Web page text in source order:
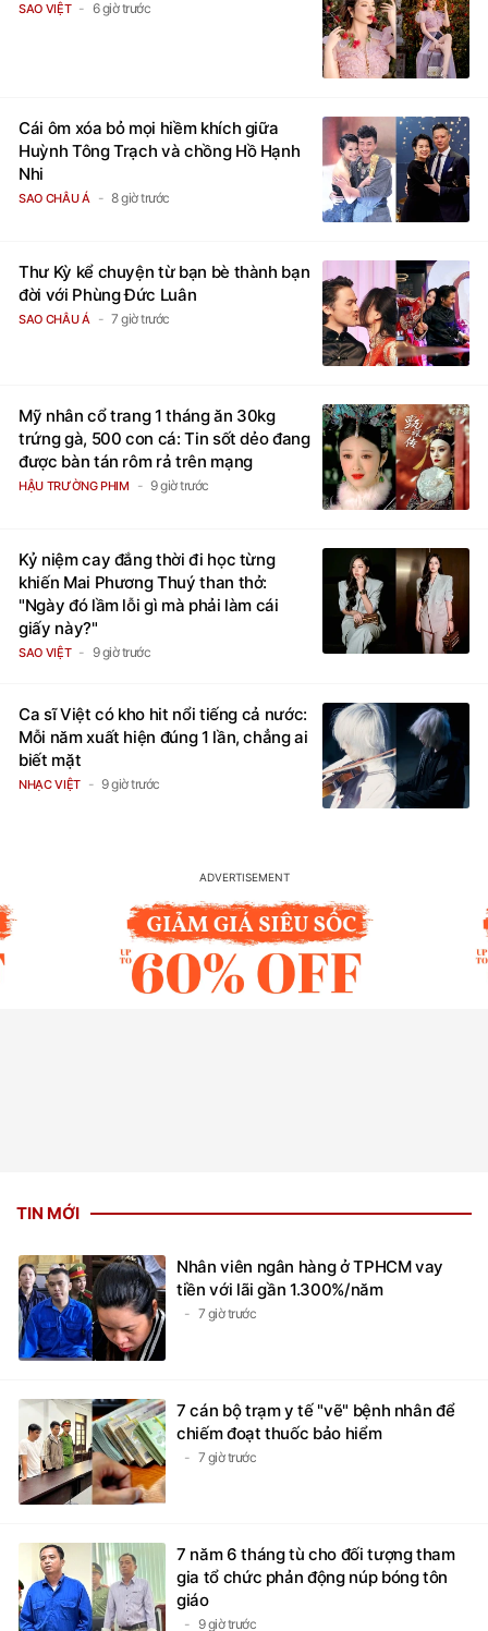
SAO VIỆT 6 giờ trước
Cái ôm xóa bỏ mọi hiềm khích giữa
Huỳnh Tông Trạch và chồng Hồ Hạnh
Nhi
SAO CHÂU Á 8 giờ trước
Thư Kỳ kể chuyện từ bạn bè thành bạn
đời với Phùng Đức Luân
SAO CHÂU Á 7 giờ trước
Mỹ nhân cổ trang 1 tháng ăn 30kg
trứng gà, 500 con cá: Tin sốt dẻo đang
được bàn tán rôm rả trên mạng
HẬU TRƯỜNG PHIM 9 giờ trước
Kỷ niệm cay đắng thời đi học từng
khiến Mai Phương Thuý than thở:
"Ngày đó lầm lỗi gì mà phải làm cái
giấy này?"
SAO VIỆT 9 giờ trước
Ca sĩ Việt có kho hit nổi tiếng cả nước:
Mỗi năm xuất hiện đúng 1 lần, chẳng ai
biết mặt
NHẠC VIỆT 9 giờ trước
TIN MỚI
Nhân viên ngân hàng ở TPHCM vay
tiền với lãi gần 1.300%/năm
7 giờ trước
7 cán bộ trạm y tế "vẽ" bệnh nhân để
chiếm đoạt thuốc bảo hiểm
7 giờ trước
7 năm 6 tháng tù cho đối tượng tham
gia tổ chức phản động núp bóng tôn
giáo
9 giờ trước